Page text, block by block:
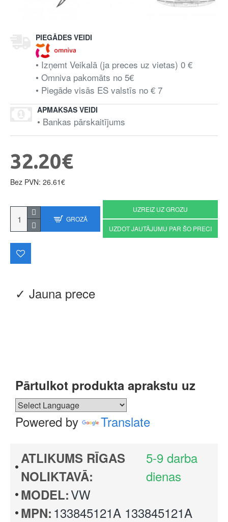
PIEGĀDES VEIDI
• Izņemt Veikalā (ja preces uz vietas) 0 €
• Omniva pakomāts no 5€
• Piegāde visās ES valstīs no € 7
APMAKSAS VEIDI
• Bankas pārskaitījums
✓ Jauna prece
Pārtulkot produkta aprakstu uz
Powered by Translate
ATLIKUMS RĪGAS
NOLIKTAVĀ:
5-9 darba
dienas
MODEL:VW
MPN: 133845121A 133845121A
32.20€
Bez PVN: 26.61€
GROZĀ
UZREIZ UZ GROZU
UZDOT JAUTĀJUMU PAR ŠO PRECI